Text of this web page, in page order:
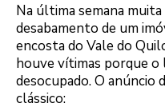
Na última semana
desabamento de um
encosta do Vale do
houve vítimas porque o
desocupado. O anúncio
clássico: